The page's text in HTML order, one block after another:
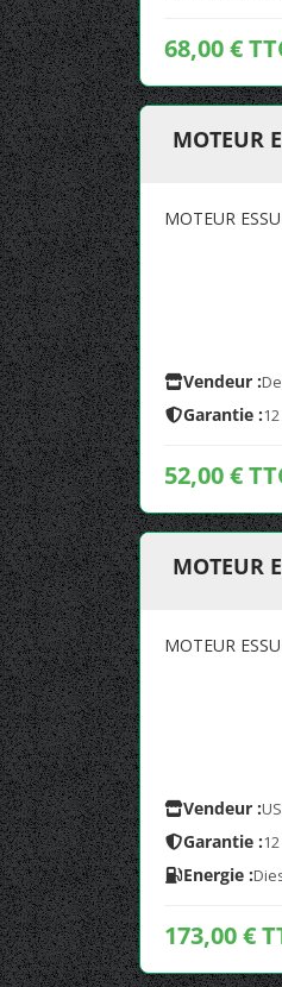
68,00 €
MOTEUR
MOTEUR
Vendeur :
Garantie :
52,00 €
MOTEUR
MOTEUR
Vendeur :
Garantie :
Energie :
173,00 €